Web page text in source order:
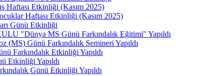
Haftası Etkinliği (Kasım 2025)
Haftası Etkinliği (Kasım 2025)
Günü Etkinliği
"Dünya MS Günü Farkındalık Eğitimi" Yapıldı
(MS) Günü Farkındalık Semineri Yapıldı
Farkındalık Etkinliği Yapıldı
Etkinliği Yapıldı
Günü Etkinliği Yapıldı